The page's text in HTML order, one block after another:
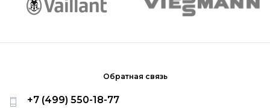
Обратная связь
+7 (499) 550-18-77